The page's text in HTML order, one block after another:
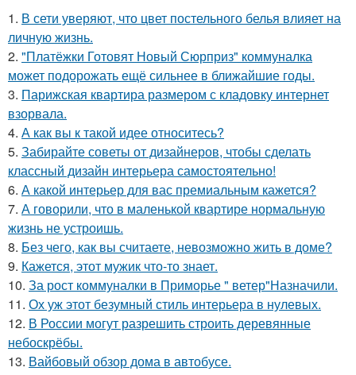
1. В сети уверяют, что цвет постельного белья влияет на
личную жизнь.
2. "Платёжки Готовят Новый Сюрприз" коммуналка
может подорожать ещё сильнее в ближайшие годы.
3. Парижская квартира размером с кладовку интернет
взорвала.
4. А как вы к такой идее относитесь?
5. Забирайте советы от дизайнеров, чтобы сделать
классный дизайн интерьера самостоятельно!
6. А какой интерьер для вас премиальным кажется?
7. А говорили, что в маленькой квартире нормальную
жизнь не устроишь.
8. Без чего, как вы считаете, невозможно жить в доме?
9. Кажется, этот мужик что-то знает.
10. За рост коммуналки в Приморье " ветер"Назначили.
11. Ох уж этот безумный стиль интерьера в нулевых.
12. В России могут разрешить строить деревянные
небоскрёбы.
13. Вайбовый обзор дома в автобусе.